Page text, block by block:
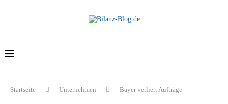
Startseite Unternehmen Bayer verliert Aufträge